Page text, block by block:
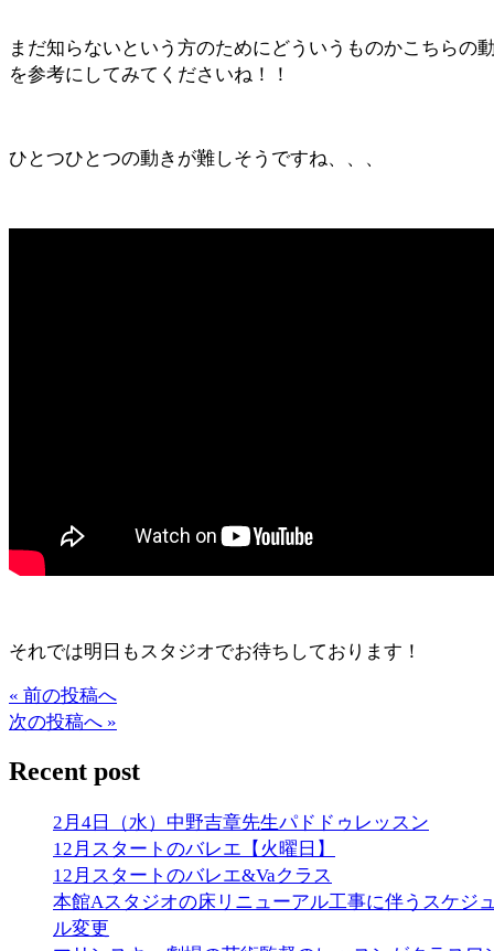
まだ知らないという方のためにどういうものかこちらの
を参考にしてみてくださいね！！
ひとつひとつの動きが難しそうですね、、、
それでは明日もスタジオでお待ちしております！
« 前の投稿へ
次の投稿へ »
Recent post
2月4日（水）中野吉章先生パドドゥレッスン
12月スタートのバレエ【火曜日】
12月スタートのバレエ&Vaクラス
本館Aスタジオの床リニューアル工事に伴うスケジ
ル変更